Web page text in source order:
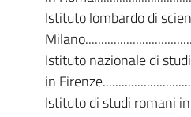
Istituto lombardo di
Istituto nazionale di
in
Istituto di studi romani